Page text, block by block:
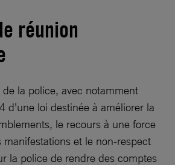
réunion
la police, avec notamment
d’une loi destinée à améliorer la
le recours à une force
manifestations et le non-respect
la police de rendre des comptes